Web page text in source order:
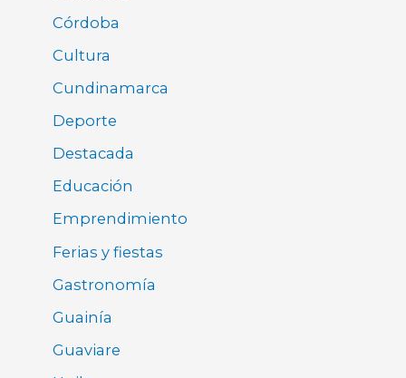
Córdoba
Cultura
Cundinamarca
Deporte
Destacada
Educación
Emprendimiento
Ferias y fiestas
Gastronomía
Guainía
Guaviare